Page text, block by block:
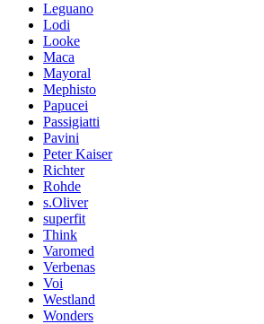
Leguano
Lodi
Looke
Maca
Mayoral
Mephisto
Papucei
Passigiatti
Pavini
Peter Kaiser
Richter
Rohde
s.Oliver
superfit
Think
Varomed
Verbenas
Voi
Westland
Wonders